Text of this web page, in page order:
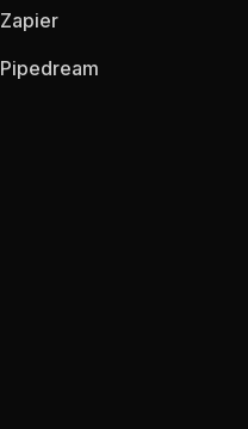
Zapier
Pipedream